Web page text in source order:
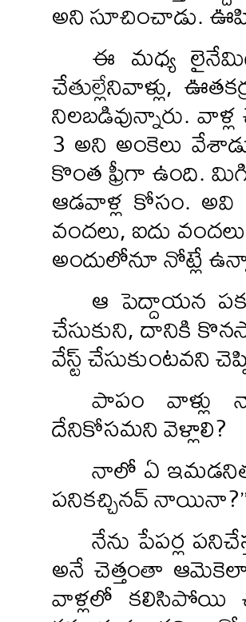
అని సూచించాడు.
ఈ మధ్య
చేతుల్లేనివాళ్లు,
నిలబడివున్నారు.
3 అని అంకెలు
కొంత ఫ్రీగా ఉంది.
ఆడవాళ్ల కోసం. అవి
వందలు, ఐదు
అందులోనూ నోట్లే
ఆ పెద్దాయన
చేసుకుని, దానికి
వేస్ట్‌ చేసుకుంటవని
పాపం వాళ్లు
దేనికోసమని వెళ్లాలి?
నాలో ఏ
పనికచ్చినవ్‌
నేను పేపర్ల
అనే చెత్తంతా
వాళ్లలో కలిసిపోయి